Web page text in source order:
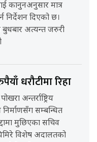
कानुनअनुसार मात्र
निर्देशन दिएको छ।
बुधबार अत्यन्त जरुरी
धरौटीमा रिहा
अन्तर्राष्ट्रिय
सम्बन्धित
मुछिएका सचिव
विशेष अदालतको